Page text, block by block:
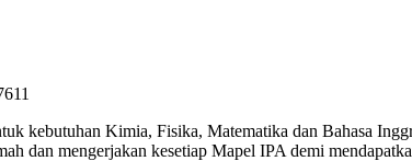
kebutuhan Kimia, Fisika, Matematika dan Bahasa
dan mengerjakan kesetiap Mapel IPA demi